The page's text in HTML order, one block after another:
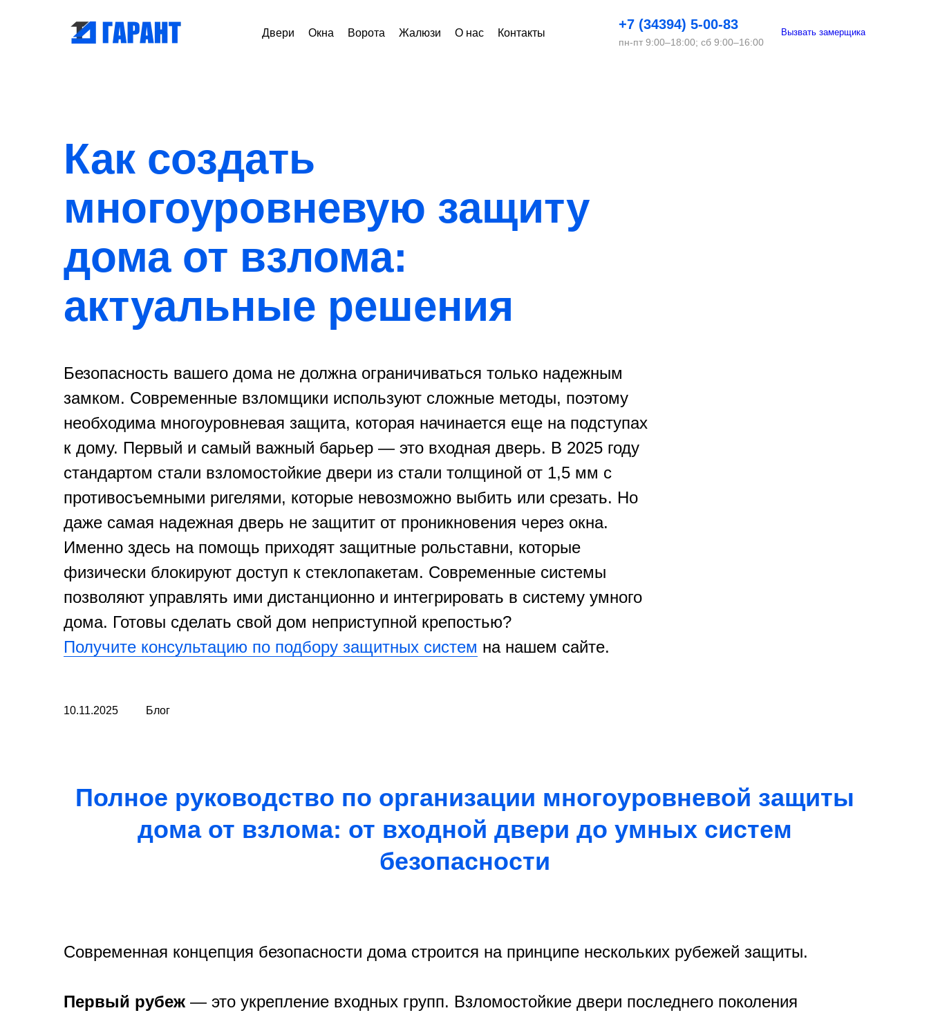
Двери Окна Ворота Жалюзи О нас Контакты
+7 (34394) 5-00-83
пн-пт 9:00–18:00; сб 9:00–16:00
Вызвать замерщика
Как создать
многоуровневую защиту
дома от взлома:
актуальные решения
Безопасность вашего дома не должна ограничиваться только надежным
замком. Современные взломщики используют сложные методы, поэтому
необходима многоуровневая защита, которая начинается еще на подступах
к дому. Первый и самый важный барьер — это входная дверь. В 2025 году
стандартом стали взломостойкие двери из стали толщиной от 1,5 мм с
противосъемными ригелями, которые невозможно выбить или срезать. Но
даже самая надежная дверь не защитит от проникновения через окна.
Именно здесь на помощь приходят защитные рольставни, которые
физически блокируют доступ к стеклопакетам. Современные системы
позволяют управлять ими дистанционно и интегрировать в систему умного
дома. Готовы сделать свой дом неприступной крепостью?
Получите консультацию по подбору защитных систем на нашем сайте.
10.11.2025 Блог
Полное руководство по организации многоуровневой защиты
дома от взлома: от входной двери до умных систем
безопасности
Современная концепция безопасности дома строится на принципе нескольких рубежей защиты.
Первый рубеж — это укрепление входных групп. Взломостойкие двери последнего поколения